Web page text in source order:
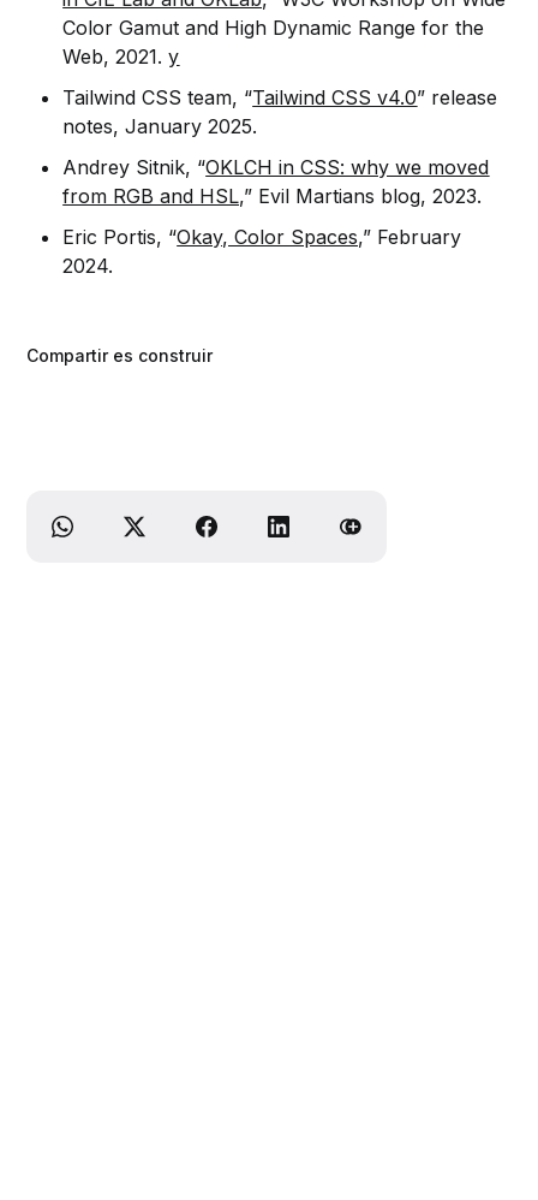
Color Gamut and High Dynamic Range for the
Web, 2021.y
Tailwind CSS team, “Tailwind CSS v4.0” release
notes, January 2025.
Andrey Sitnik, “OKLCH in CSS: why we moved
from RGB and HSL,” Evil Martians blog, 2023.
Eric Portis, “Okay, Color Spaces,” February
2024.
Compartir es construir